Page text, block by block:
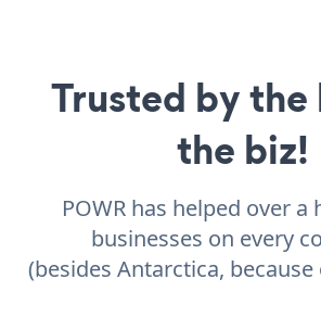
Trusted by the
the biz!
POWR has helped over
businesses on every
(besides Antarctica,